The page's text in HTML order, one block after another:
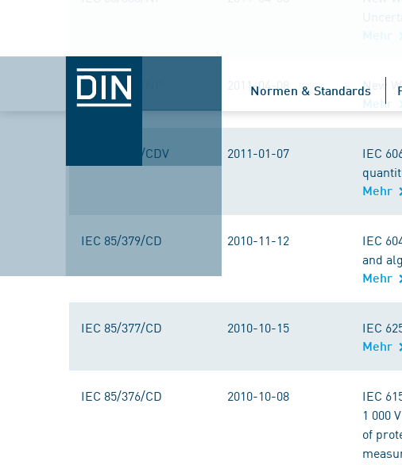
Normen & Standards
IEC 85/389/NP 2011-04-08 New
Mehr
IEC 85/382/CDV 2011-01-07
IEC
Mehr
IEC 85/379/CD 2010-11-12
IEC
and
Mehr
IEC 85/377/CD 2010-10-15 IEC
Mehr
IEC 85/376/CD 2010-10-08
IEC
1 000
of